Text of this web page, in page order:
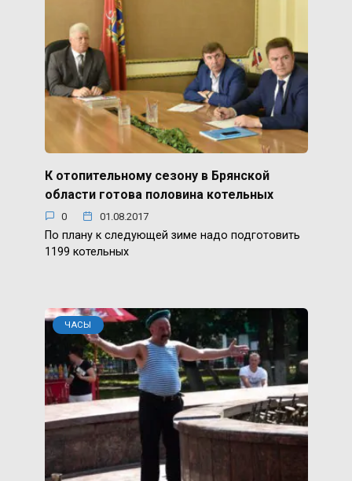
К отопительному сезону в Брянской
области готова половина котельных
0 01.08.2017
По плану к следующей зиме надо подготовить
1199 котельных
ЧАСЫ